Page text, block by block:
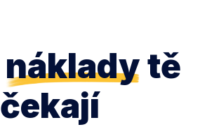
nákladytě
čekají